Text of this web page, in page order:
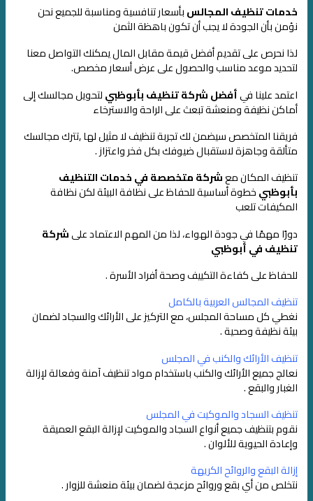
خدمات تنظيف المجالسبأسعار تنافسية ومناسبة للجميعنحن
نؤمن بأن الجودة لا يجب أن تكون باهظة الثمن
لذا نحرص على تقديم أفضل قيمة مقابل الماليمكنك التواصل معنا
لتحديد موعد مناسب والحصول على عرض أسعار مخصص.
اعتمد علينا فيأفضل شركة تنظيف بأبوظبيلتحويل مجالسك إلى
أماكن نظيفة ومنعشةتبعث على الراحة والاسترخاء
فريقنا المتخصص سيضمن لك تجربة تنظيف لا مثيل لها ,تترك مجالسك
متألقة وجاهزة لاستقبال ضيوفك بكل فخر واعتزاز .
تنظيف المكان معشركة متخصصة في خدمات التنظيف
بأبوظبيخطوة أساسية للحفاظ على نظافة البيئةلكن نظافة
المكيفات تلعب
دورًا مهمًا في جودة الهواء، لذا من المهم الاعتماد علىشركة
تنظيف في أبوظبي
للحفاظ على كفاءة التكييف وصحة أفراد الأسرة .
تنظيف المجالس العربية بالكامل
نغطي كل مساحة المجلس، مع التركيز على الأرائك والسجاد لضمان
بيئة نظيفة وصحية .
تنظيف الأرائك والكنب في المجلس
نعالج جميع الأرائك والكنب باستخدام مواد تنظيف آمنة وفعالة لإزالة
الغبار والبقع .
تنظيف السجاد والموكيت في المجلس
نقوم بتنظيف جميع أنواع السجاد والموكيت لإزالة البقع العميقة
وإعادة الحيوية للألوان .
إزالة البقع والروائح الكريهة
نتخلص من أي بقع وروائح مزعجة لضمان بيئة منعشة للزوار .